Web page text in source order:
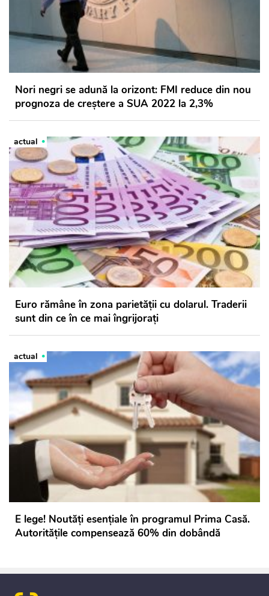
Nori negri se adună la orizont: FMI reduce din nou
prognoza de creştere a SUA 2022 la 2,3%
actual
Euro rămâne în zona parietăţii cu dolarul. Traderii
sunt din ce în ce mai îngrijoraţi
actual
E lege! Noutăți esențiale în programul Prima Casă.
Autoritățile compensează 60% din dobândă